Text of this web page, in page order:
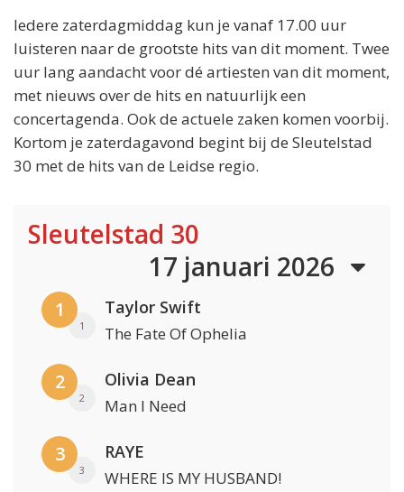
Iedere zaterdagmiddag kun je vanaf 17.00 uur
luisteren naar de grootste hits van dit moment. Twee
uur lang aandacht voor dé artiesten van dit moment,
met nieuws over de hits en natuurlijk een
concertagenda. Ook de actuele zaken komen voorbij.
Kortom je zaterdagavond begint bij de Sleutelstad
30 met de hits van de Leidse regio.
Sleutelstad 30
17 januari 2026
1
1
Taylor Swift
The Fate Of Ophelia
2
2
Olivia Dean
Man I Need
3
3
RAYE
WHERE IS MY HUSBAND!